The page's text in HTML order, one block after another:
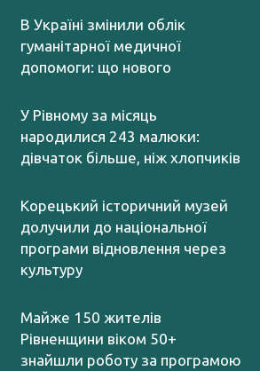
В Україні змінили облік
гуманітарної медичної
допомоги: що нового
У Рівному за місяць
народилися 243 малюки:
дівчаток більше, ніж хлопчиків
Корецький історичний музей
долучили до національної
програми відновлення через
культуру
Майже 150 жителів
Рівненщини віком 50+
знайшли роботу за програмою